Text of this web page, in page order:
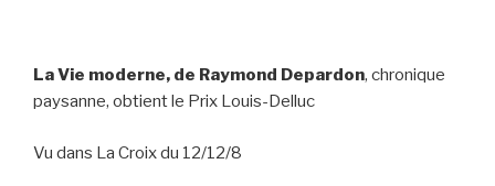
La Vie moderne, de Raymond Depardon, chronique
paysanne, obtient le Prix Louis-Delluc
Vu dans La Croix du 12/12/8